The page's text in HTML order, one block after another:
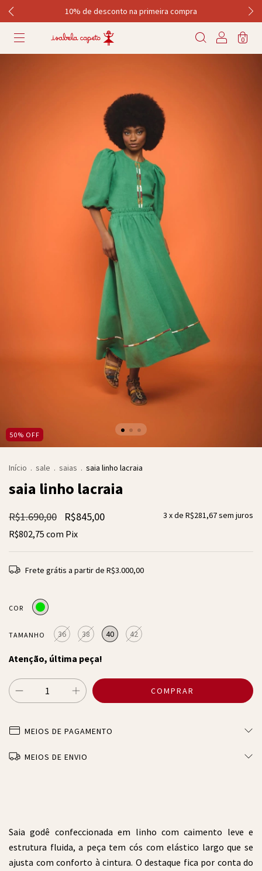
10% de desconto na primeira compra
0
50% OFF
Início . sale . saias . saia linho lacraia
saia linho lacraia
R$1.690,00 R$845,00 3 x de R$281,67sem juros
R$802,75 com Pix
Frete grátis a partir de R$3.000,00
COR
TAMANHO 36 38 40 42
Atenção, última peça!
MEIOS DE PAGAMENTO
MEIOS DE ENVIO
Saia godê confeccionada em linho com caimento leve e
estrutura fluida, a peça tem cós com elástico largo que se
ajusta com conforto à cintura. O destaque fica por conta do